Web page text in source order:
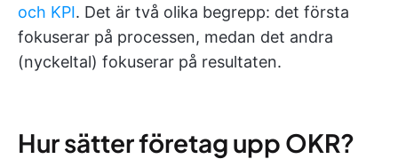
och KPI. Det är två olika begrepp: det första
fokuserar på processen, medan det andra
(nyckeltal) fokuserar på resultaten.
Hur sätter företag upp OKR?